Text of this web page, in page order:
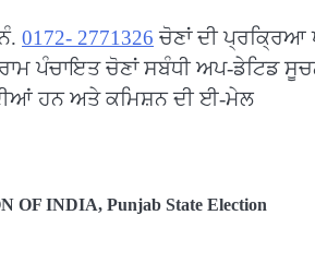
0172- 2771326 ਚੋਣਾਂ ਦੀ ਪ੍ਰਕ੍ਰਿਆ
ਪੰਚਾਇਤ ਚੋਣਾਂ ਸਬੰਧੀ ਅਪ-ਡੇਟਿਡ
ਹਨ ਅਤੇ ਕਮਿਸ਼ਨ ਦੀ ਈ-ਮੇਲ
OF INDIA, Punjab State Election